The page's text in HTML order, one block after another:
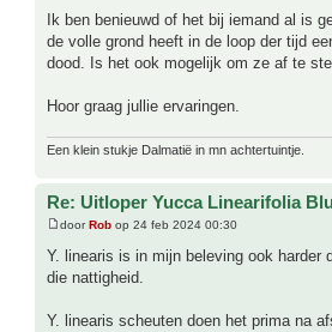
Ik ben benieuwd of het bij iemand al is
de volle grond heeft in de loop der tijd
dood. Is het ook mogelijk om ze af te
Hoor graag jullie ervaringen.
Een klein stukje Dalmatië in mn achtertuintje.
Re: Uitloper Yucca Linearifolia
doorRob op 24 feb 2024 00:30
Y. linearis is in mijn beleving ook harder
die nattigheid.
Y. linearis scheuten doen het prima na